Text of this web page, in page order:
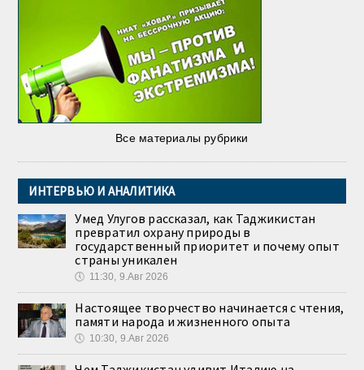
Все материалы рубрики
ИНТЕРВЬЮ И АНАЛИТИКА
Умед Улугов рассказал, как Таджикистан
превратил охрану природы в
государственный приоритет и почему опыт
страны уникален
🕔 11:30, 9.Авг 2026
Настоящее творчество начинается с чтения,
памяти народа и жизненного опыта
🕔 10:30, 9.Авг 2026